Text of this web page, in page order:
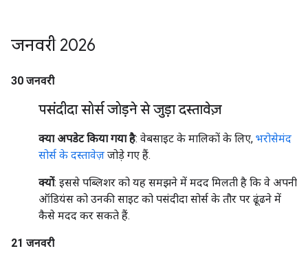
जनवरी 2026
30 जनवरी
पसंदीदा सोर्स जोड़ने से जुड़ा दस्तावेज़
क्या अपडेट किया गया है: वेबसाइट के मालिकों के लिए, भरोसेमंद
सोर्स के दस्तावेज़ जोड़े गए हैं.
क्यों: इससे पब्लिशर को यह समझने में मदद मिलती है कि वे अपनी
ऑडियंस को उनकी साइट को पसंदीदा सोर्स के तौर पर ढूंढने में
कैसे मदद कर सकते हैं.
21 जनवरी